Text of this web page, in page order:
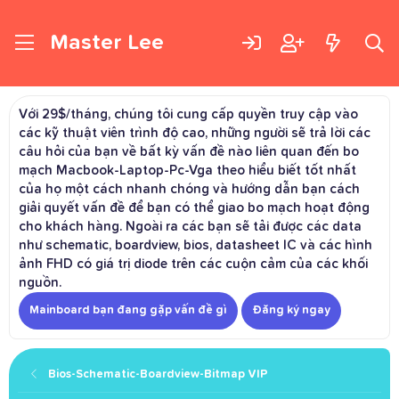
Master Lee
Với 29$/tháng, chúng tôi cung cấp quyền truy cập vào
các kỹ thuật viên trình độ cao, những người sẽ trả lời các
câu hỏi của bạn về bất kỳ vấn đề nào liên quan đến bo
mạch Macbook-Laptop-Pc-Vga theo hiểu biết tốt nhất
của họ một cách nhanh chóng và hướng dẫn bạn cách
giải quyết vấn đề để bạn có thể giao bo mạch hoạt động
cho khách hàng. Ngoài ra các bạn sẽ tải được các data
như schematic, boardview, bios, datasheet IC và các hình
ảnh FHD có giá trị diode trên các cuộn cảm của các khối
nguồn.
Mainboard bạn đang gặp vấn đề gì Đăng ký ngay
Bios-Schematic-Boardview-Bitmap VIP